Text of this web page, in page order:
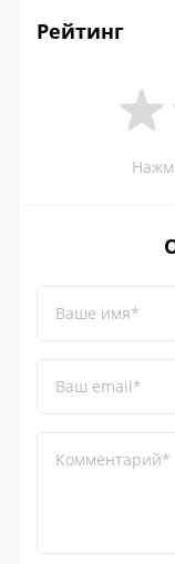
Рейтинг
Ваше имя*
Ваш email*
Комментарий*